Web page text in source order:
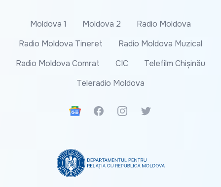
Moldova 1 Moldova 2
Radio Moldova
Radio Moldova Tineret
Radio Moldova Muzical
Radio Moldova Comrat
CIC
Telefilm Chișinău
Teleradio Moldova
Google News
FacebookInstagramTwitter